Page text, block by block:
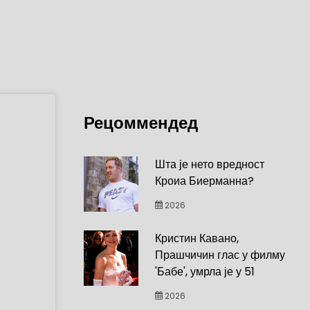
Рецоммендед
Шта је нето вредност
Кроиа Биерманна?
2026
Кристин Кавано,
Прашчичин глас у филму
'Бабе', умрла је у 51
2026